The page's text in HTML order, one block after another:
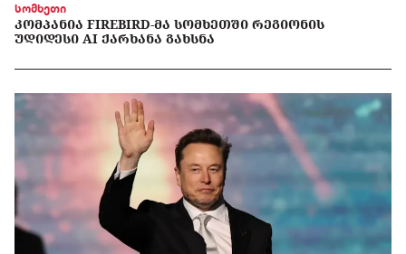
სომხეთი
ᲙᲝᲛᲞᲐᲜᲘᲐ FIREBIRD-ᲛᲐ ᲡᲝᲛᲮᲔᲗᲨᲘ ᲠᲔᲒᲘᲝᲜᲘᲡ
ᲣᲓᲘᲓᲔᲡᲘ AI ᲥᲐᲠᲮᲐᲜᲐ ᲒᲐᲮᲡᲜᲐ